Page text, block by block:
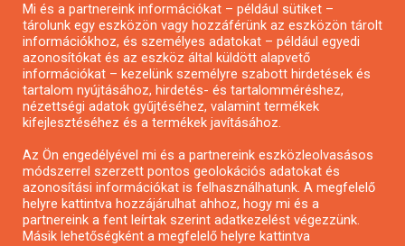
Pályázatírás civil szervezeteknek
Pályázatírás önkormányzatoknak
Pályázatfigyelés
Specifikus pályázatfigyelés vagy hírlevél
Pályázatok magánszemélyeknek
Pályázatok civil szervezeteknek
Mi és a partnereink információkat – például sütiket –
tárolunk egy eszközön vagy hozzáférünk az eszközön tárolt
információkhoz, és személyes adatokat – például egyedi
azonosítókat és az eszköz által küldött alapvető
információkat – kezelünk személyre szabott hirdetések és
tartalom nyújtásához, hirdetés- és tartalomméréshez,
nézettségi adatok gyűjtéséhez, valamint termékek
kifejlesztéséhez és a termékek javításához.
Az Ön engedélyével mi és a partnereink eszközleolvasásos
módszerrel szerzett pontos geolokációs adatokat és
azonosítási információkat is felhasználhatunk. A megfelelő
helyre kattintva hozzájárulhat ahhoz, hogy mi és a
partnereink a fent leírtak szerint adatkezelést végezzünk.
Másik lehetőségként a megfelelő helyre kattintva